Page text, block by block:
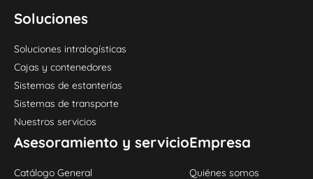
Soluciones
Soluciones intralogísticas
Cajas y contenedores
Sistemas de estanterías
Sistemas de transporte
Nuestros servicios
Asesoramiento y servicio
Catálogo General
Empresa
Quiénes somos